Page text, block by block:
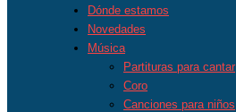
Dónde estamos
Novedades
Música
Partituras para cantar
Coro
Canciones para niños